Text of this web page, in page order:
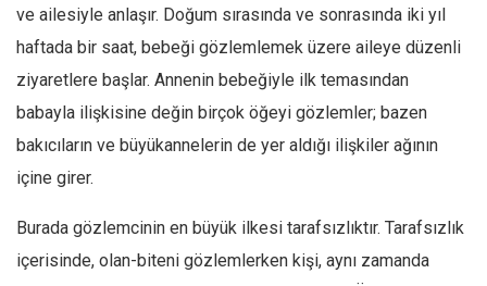
ve ailesiyle anlaşır. Doğum sırasında ve sonrasında iki yıl
haftada bir saat, bebeği gözlemlemek üzere aileye düzenli
ziyaretlere başlar. Annenin bebeğiyle ilk temasından
babayla ilişkisine değin birçok öğeyi gözlemler; bazen
bakıcıların ve büyükannelerin de yer aldığı ilişkiler ağının
içine girer.
Burada gözlemcinin en büyük ilkesi tarafsızlıktır. Tarafsızlık
içerisinde, olan-biteni gözlemlerken kişi, aynı zamanda